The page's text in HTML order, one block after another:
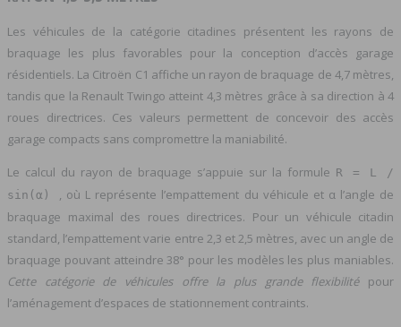
Les véhicules de la catégorie citadines présentent les rayons de
braquage les plus favorables pour la conception d’accès garage
résidentiels. La Citroën C1 affiche un rayon de braquage de 4,7 mètres,
tandis que la Renault Twingo atteint 4,3 mètres grâce à sa direction à 4
roues directrices. Ces valeurs permettent de concevoir des accès
garage compacts sans compromettre la maniabilité.
Le calcul du rayon de braquage s’appuie sur la formule R = L /
sin(α) , où L représente l’empattement du véhicule et α l’angle de
braquage maximal des roues directrices. Pour un véhicule citadin
standard, l’empattement varie entre 2,3 et 2,5 mètres, avec un angle de
braquage pouvant atteindre 38° pour les modèles les plus maniables.
Cette catégorie de véhicules offre la plus grande flexibilité pour
l’aménagement d’espaces de stationnement contraints.